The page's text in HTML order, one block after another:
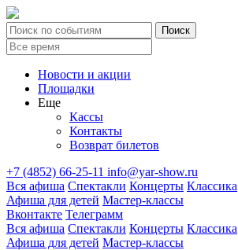
Новости и акции
Площадки
Еще
Кассы
Контакты
Возврат билетов
+7 (4852) 66-25-11 info@yar-show.ru
Вся афиша Спектакли Концерты Классика
Афиша для детей Мастер-классы
Вконтакте Телеграмм
Вся афиша Спектакли Концерты Классика
Афиша для детей Мастер-классы